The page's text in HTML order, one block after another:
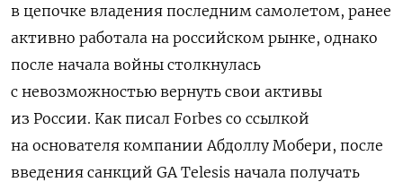
в цепочке владения последним самолетом, ранее
активно работала на российском рынке, однако
после начала войны столкнулась
с невозможностью вернуть свои активы
из России. Как писал Forbes со ссылкой
на основателя компании Абдоллу Мобери, после
введения санкций GA Telesis начала получать